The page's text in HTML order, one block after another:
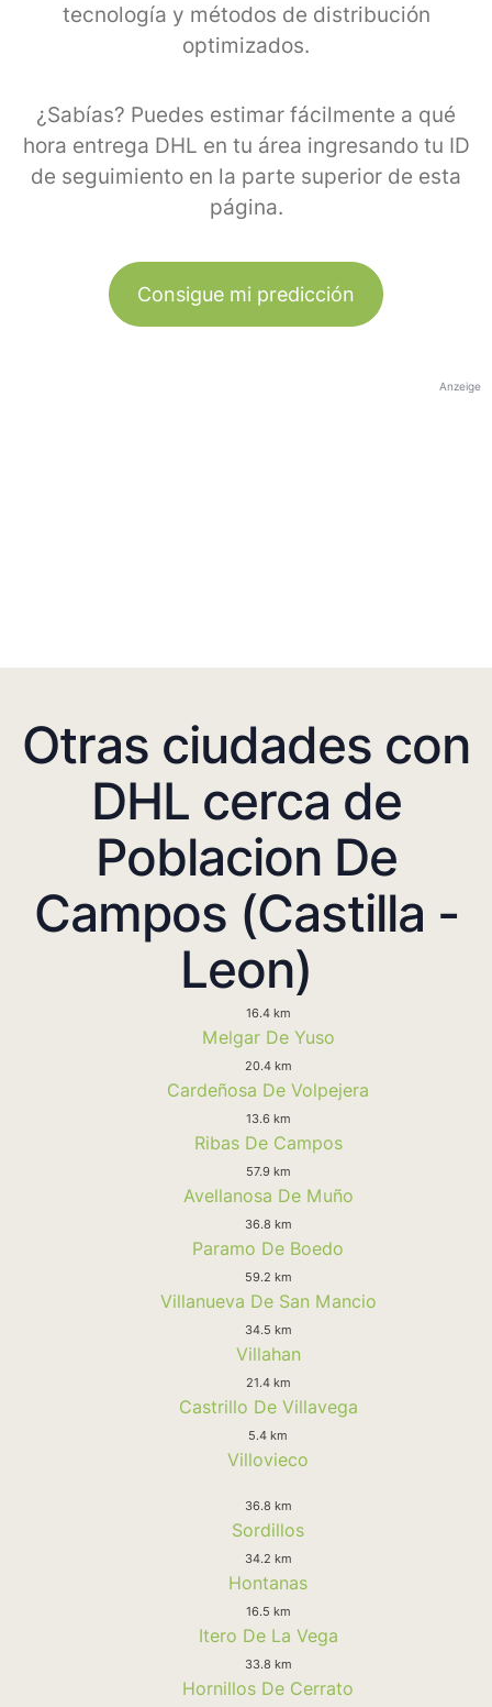
tecnología y métodos de distribución
optimizados.
¿Sabías? Puedes estimar fácilmente a qué
hora entrega DHL en tu área ingresando tu ID
de seguimiento en la parte superior de esta
página.
Consigue mi predicción
Anzeige
Otras ciudades con
DHL cerca de
Poblacion De
Campos (Castilla -
Leon)
16.4 km
Melgar De Yuso
20.4 km
Cardeñosa De Volpejera
13.6 km
Ribas De Campos
57.9 km
Avellanosa De Muño
36.8 km
Paramo De Boedo
59.2 km
Villanueva De San Mancio
34.5 km
Villahan
21.4 km
Castrillo De Villavega
5.4 km
Villovieco
36.8 km
Sordillos
34.2 km
Hontanas
16.5 km
Itero De La Vega
33.8 km
Hornillos De Cerrato